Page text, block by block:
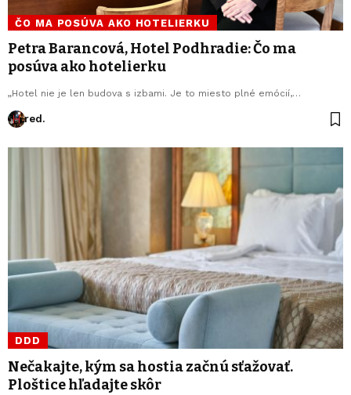
ČO MA POSÚVA AKO HOTELIERKU
Petra Barancová, Hotel Podhradie: Čo ma
posúva ako hotelierku
„Hotel nie je len budova s izbami. Je to miesto plné emócií,…
red.
DDD
Nečakajte, kým sa hostia začnú sťažovať.
Ploštice hľadajte skôr